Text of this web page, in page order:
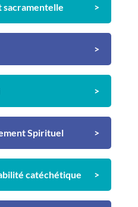
sacramentelle
Spirituel
catéchétique